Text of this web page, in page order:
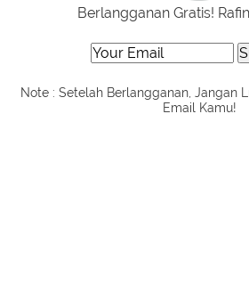
Berlangganan Gratis!
Note : Setelah Berlangganan, Jangan
Email Kamu!